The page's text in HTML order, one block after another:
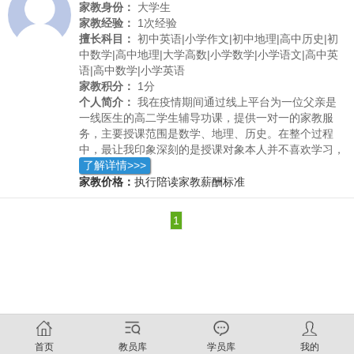
家教身份：
大学生
家教经验：
1次经验
擅长科目： 初中英语|小学作文|初中地理|高中历史|初
中数学|高中地理|大学高数|小学数学|小学语文|高中英
语|高中数学|小学英语
家教积分：
1分
个人简介： 我在疫情期间通过线上平台为一位父亲是
一线医生的高二学生辅导功课，提供一对一的家教服
务，主要授课范围是数学、地理、历史。在整个过程
中，最让我印象深刻的是授课对象本人并不喜欢学习，
且基础比较差，但是在我一个一个知识点细心的辅导
下，在一个月后，根据家长反应，这位授课对象的学习
每天都可以抽出一段时间处理错题。
了解详情>>>
家教价格： 执行陪读家教薪酬标准
1
首页 教员库 学员库 我的